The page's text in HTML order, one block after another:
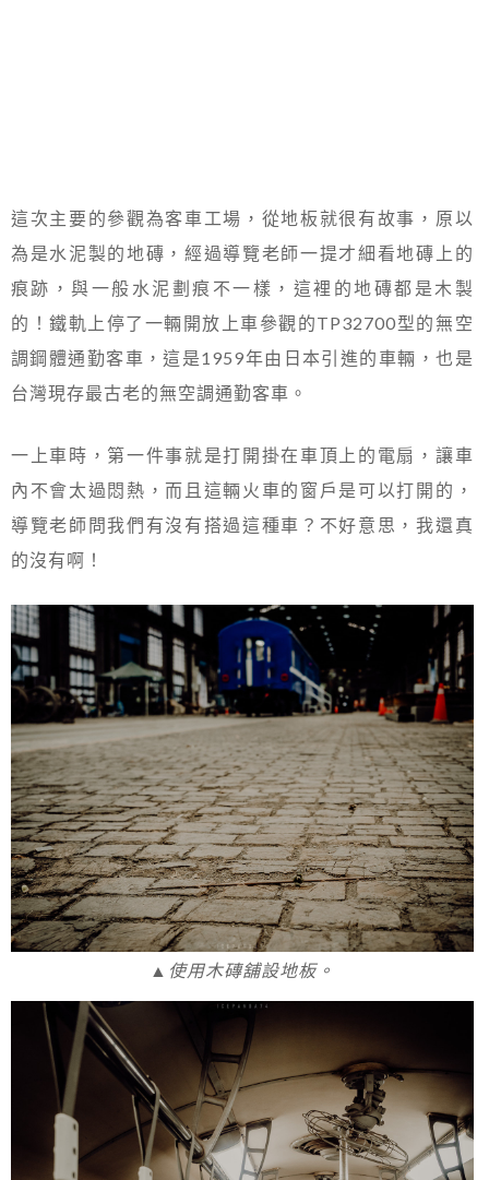
這次主要的參觀為客車工場，從地板就很有故事，原以
為是水泥製的地磚，經過導覽老師一提才細看地磚上的
痕跡，與一般水泥劃痕不一樣，這裡的地磚都是木製
的！鐵軌上停了一輛開放上車參觀的TP32700型的無空
調鋼體通勤客車，這是1959年由日本引進的車輛，也是
台灣現存最古老的無空調通勤客車。
一上車時，第一件事就是打開掛在車頂上的電扇，讓車
內不會太過悶熱，而且這輛火車的窗戶是可以打開的，
導覽老師問我們有沒有搭過這種車？不好意思，我還真
的沒有啊！
▲使用木磚舖設地板。